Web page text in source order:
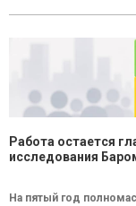
Работа остается
исследования
На пятый год